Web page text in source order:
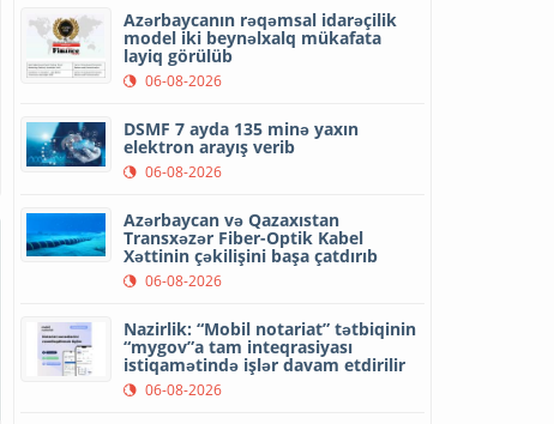
Azərbaycanın rəqəmsal idarəçilik
model iki beynəlxalq mükafata
layiq görülüb
06-08-2026
DSMF 7 ayda 135 minə yaxın
elektron arayış verib
06-08-2026
Azərbaycan və Qazaxıstan
Transxəzər Fiber-Optik Kabel
Xəttinin çəkilişini başa çatdırıb
06-08-2026
Nazirlik: “Mobil notariat” tətbiqinin
“mygov”a tam inteqrasiyası
istiqamətində işlər davam etdirilir
06-08-2026